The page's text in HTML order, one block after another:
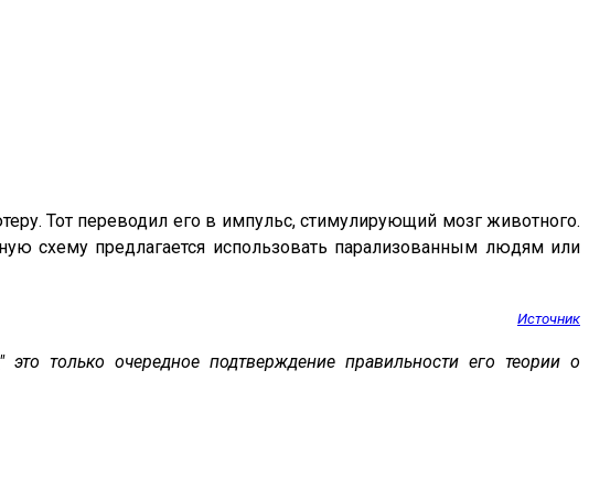
Тот переводил его в импульс, стимулирующий мозг животного.
схему предлагается использовать парализованным людям или
Источник
" это только очередное подтверждение правильности его теории о